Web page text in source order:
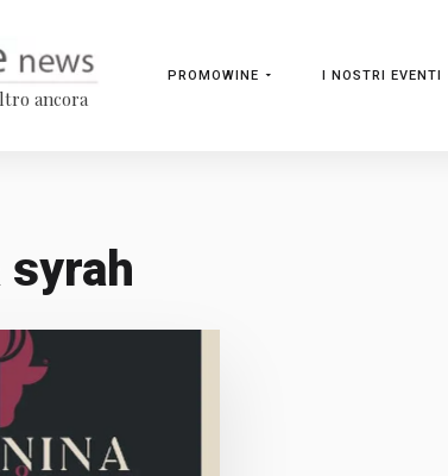
ancora
PROMOWINE I NOSTRI EVENTI
syrah